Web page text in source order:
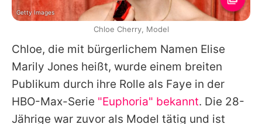
Chloe, die mit bürgerlichem Namen Elise
Marily Jones heißt, wurde einem breiten
Publikum durch ihre Rolle als Faye in der
HBO-Max-Serie "Euphoria" bekannt. Die 28-
Jährige war zuvor als Model tätig und ist
Getty Images
Chloe Cherry, Model